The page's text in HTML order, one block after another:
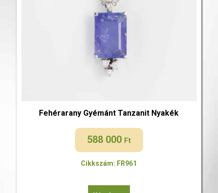
Fehérarany Gyémánt Tanzanit Nyakék
588 000 Ft
Cikkszám: FR961